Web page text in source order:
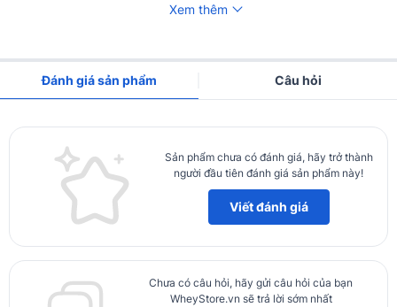
Xem thêm
Đánh giá sản phẩm Câu hỏi
Sản phẩm chưa có đánh giá, hãy trở thành
người đầu tiên đánh giá sản phẩm này!
Viết đánh giá
Chưa có câu hỏi, hãy gửi câu hỏi của bạn
WheyStore.vn sẽ trả lời sớm nhất